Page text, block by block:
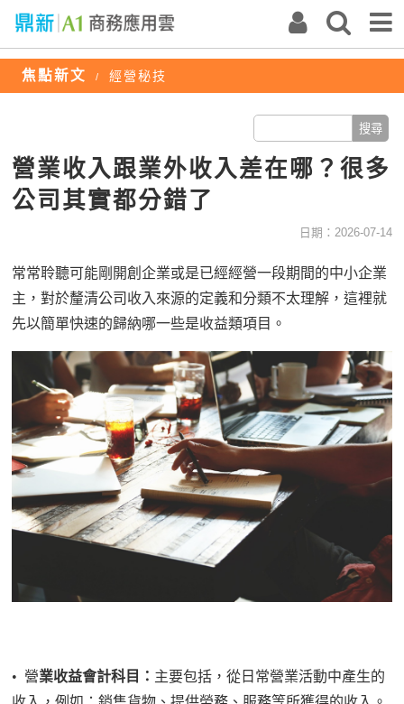
焦點新文 / 經營秘技
營業收入跟業外收入差在哪？很多
公司其實都分錯了
日期：2026-07-14
常常聆聽可能剛開創企業或是已經經營一段期間的中小企業
主，對於釐清公司收入來源的定義和分類不太理解，這裡就
先以簡單快速的歸納哪一些是收益類項目。
• 營業收益會計科目： 主要包括，從日常營業活動中產生的